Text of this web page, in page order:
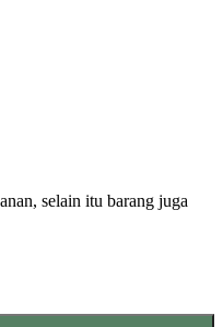
selain itu barang juga